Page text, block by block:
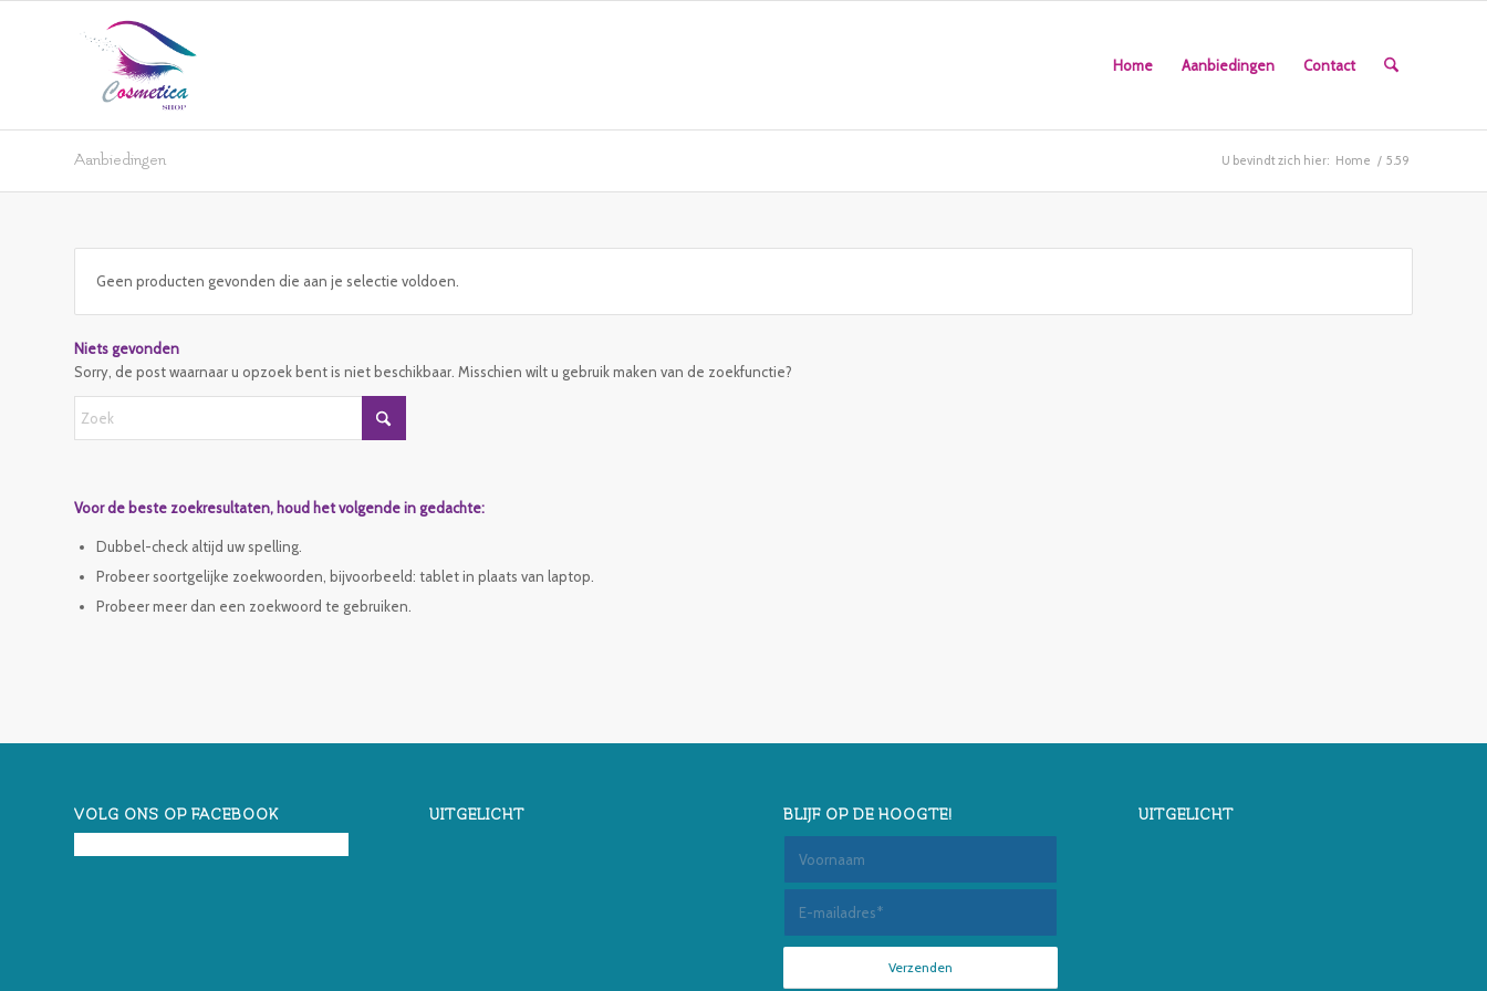
Home Aanbiedingen Contact
Aanbiedingen U bevindt zich hier: Home / 5.59
Geen producten gevonden die aan je selectie voldoen.
Niets gevonden
Sorry, de post waarnaar u opzoek bent is niet beschikbaar. Misschien wilt u gebruik maken van de zoekfunctie?
Voor de beste zoekresultaten, houd het volgende in gedachte:
Dubbel-check altijd uw spelling.
Probeer soortgelijke zoekwoorden, bijvoorbeeld: tablet in plaats van laptop.
Probeer meer dan een zoekwoord te gebruiken.
VOLG ONS OP FACEBOOK UITGELICHT BLIJF OP DE HOOGTE! UITGELICHT